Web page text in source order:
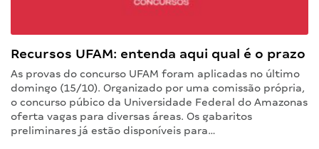
Recursos UFAM: entenda aqui qual é o prazo
As provas do concurso UFAM foram aplicadas no último
domingo (15/10). Organizado por uma comissão própria,
o concurso púbico da Universidade Federal do Amazonas
oferta vagas para diversas áreas. Os gabaritos
preliminares já estão disponíveis para…